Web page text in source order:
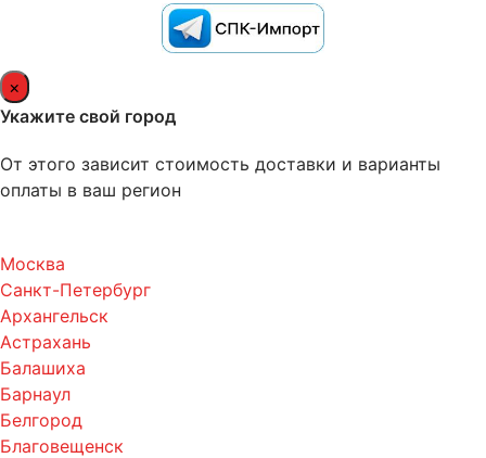
×
Укажите свой город
От этого зависит стоимость доставки и варианты
оплаты в ваш регион
Москва
Санкт-Петербург
Архангельск
Астрахань
Балашиха
Барнаул
Белгород
Благовещенск